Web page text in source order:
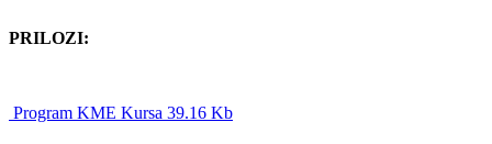
PRILOZI:
Program KME Kursa 39.16 Kb